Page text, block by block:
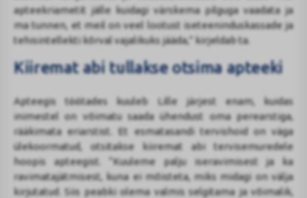
apteekriametit jälle kuidagi värskema pilguga vaadata ja
ma tunnen, et meil on veel lootust iseteeninduskassade ja
tehisintellekti kõrval vajalikuks jääda,” kirjeldab ta.
Kiiremat abi tullakse otsima apteeki
Apteegis töötades kuuleb Lille järjest enam, kuidas
inimestel on võimatu saada ühendust oma perearstiga,
rääkimata eriarstist. Et esmatasandi tervishoid on väga
ülekoormatud, otsitakse kiiremat abi tervisemuredele
hoopis apteegist. “Kuuleme palju iseravimisest ja ka
ravimatajätmisest, kuna ei mõisteta, miks midagi on välja
kirjutatud. Siis peabki olema valmis selgitama ja võimalik,